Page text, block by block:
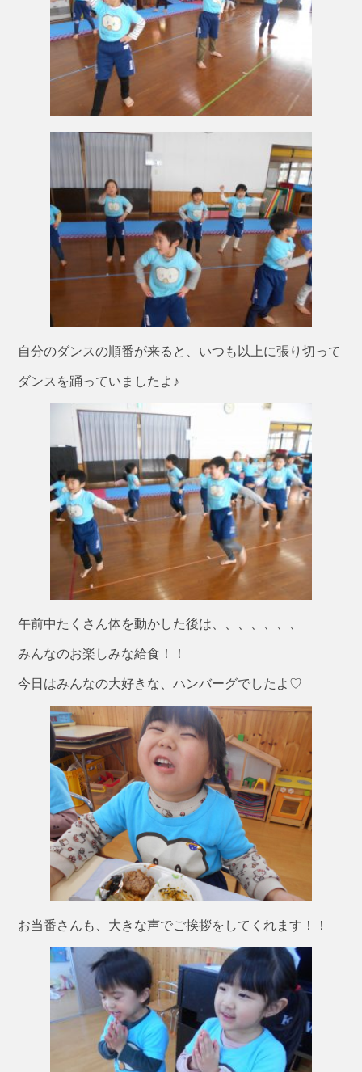
自分のダンスの順番が来ると、いつも以上に張り切って
ダンスを踊っていましたよ♪
午前中たくさん体を動かした後は、、、、、、、
みんなのお楽しみな給食！！
今日はみんなの大好きな、ハンバーグでしたよ♡
お当番さんも、大きな声でご挨拶をしてくれます！！